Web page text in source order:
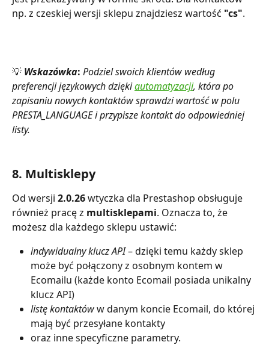
np. z czeskiej wersji sklepu znajdziesz wartość "cs".
💡 Wskazówka: Podziel swoich klientów według
preferencji językowych dzięki automatyzacji, która po
zapisaniu nowych kontaktów sprawdzi wartość w polu
PRESTA_LANGUAGE i przypisze kontakt do odpowiedniej
listy.
8. Multisklepy
Od wersji 2.0.26 wtyczka dla Prestashop obsługuje
również pracę z multisklepami. Oznacza to, że
możesz dla każdego sklepu ustawić:
indywidualny klucz API – dzięki temu każdy sklep
może być połączony z osobnym kontem w
Ecomailu (każde konto Ecomail posiada unikalny
klucz API)
listę kontaktów w danym koncie Ecomail, do której
mają być przesyłane kontakty
oraz inne specyficzne parametry.